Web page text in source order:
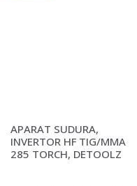
APARAT SUDURA,
INVERTOR HF TIG/MMA
285 TORCH, DETOOLZ